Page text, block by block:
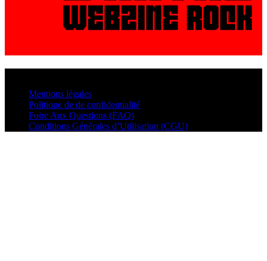
Mentions légales
Politique de de confidentialité
Foire Aux Questions (FAQ)
Conditions Générales d’Utilisation (CGU)